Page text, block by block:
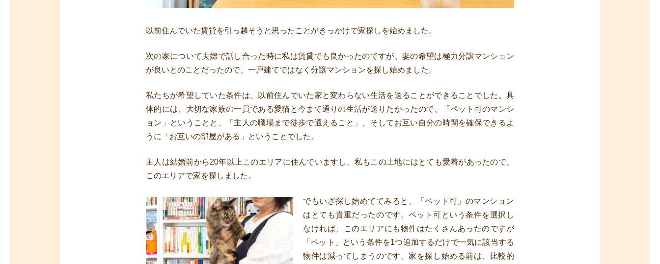
以前住んでいた賃貸を引っ越そうと思ったことがきっかけで家探しを始めました。
次の家について夫婦で話し合った時に私は賃貸でも良かったのですが、妻の希望は極力分譲マンション
が良いとのことだったので、一戸建てではなく分譲マンションを探し始めました。
私たちが希望していた条件は、以前住んでいた家と変わらない生活を送ることができることでした。具
体的には、大切な家族の一員である愛猫と今まで通りの生活が送りたかったので、「ペット可のマンシ
ョン」ということと、「主人の職場まで徒歩で通えること」、そしてお互い自分の時間を確保できるよ
うに「お互いの部屋がある」ということでした。
主人は結婚前から20年以上このエリアに住んでいますし、私もこの土地にはとても愛着があったので、
このエリアで家を探しました。
でもいざ探し始めててみると、「ペット可」のマンション
はとても貴重だったのです。ペット可という条件を選択し
なければ、このエリアにも物件はたくさんあったのですが
「ペット」という条件を1つ追加するだけで一気に該当する
物件は減ってしまうのです。家を探し始める前は、比較的